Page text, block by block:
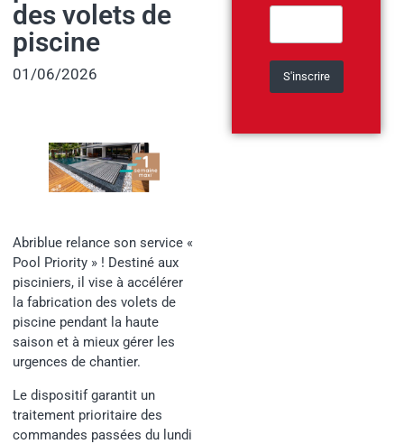
des volets de
piscine
01/06/2026
Abriblue relance son service «
Pool Priority » ! Destiné aux
pisciniers, il vise à accélérer
la fabrication des volets de
piscine pendant la haute
saison et à mieux gérer les
urgences de chantier.
Le dispositif garantit un
traitement prioritaire des
commandes passées du lundi